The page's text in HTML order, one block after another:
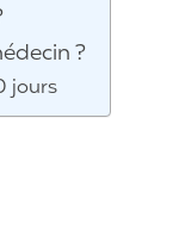
?
jours